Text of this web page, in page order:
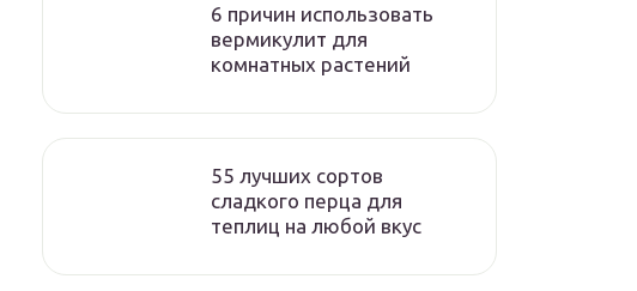
6 причин использовать
вермикулит для
комнатных растений
55 лучших сортов
сладкого перца для
теплиц на любой вкус